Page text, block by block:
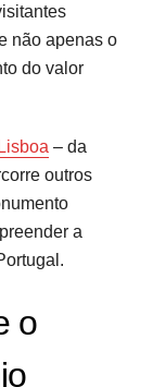
não apenas o
do valor
– da
outros
a
o